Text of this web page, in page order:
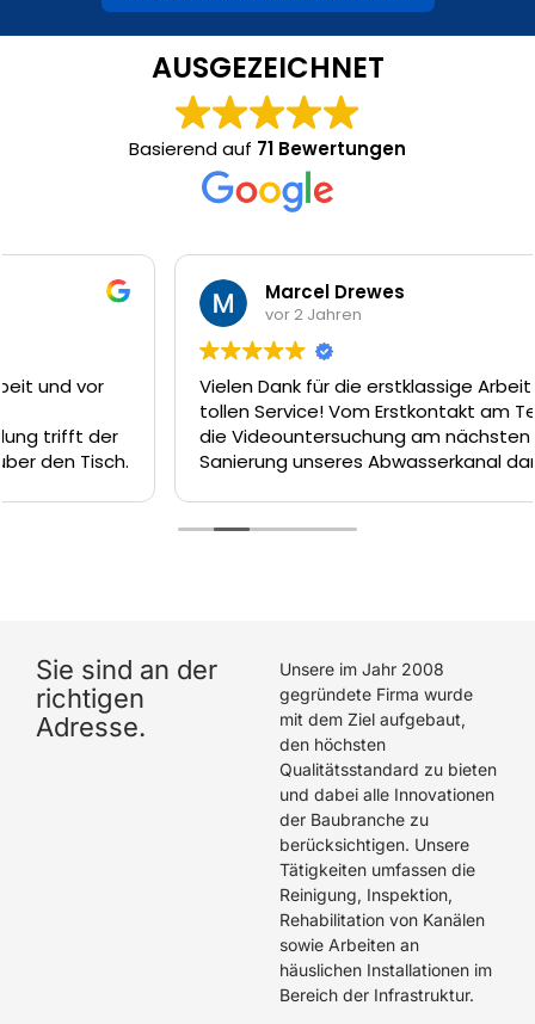
AUSGEZEICHNET
Basierend auf 71 Bewertungen
Marcel Drewes
Vielen Dank für die erstklassige Arbeit und den
tollen Service! Vom Erstkontakt am Telefon, über
die Videountersuchung am nächsten Tag und die
Sanierung unseres Abwasserkanal dank Inliner-
Technik am Tag darauf hätte es nicht besser
hat eine hervorragende Arbeit geleistet. Wir können
Sie sind an der
richtigen
Adresse.
Unsere im Jahr 2008
gegründete Firma wurde
mit dem Ziel aufgebaut,
den höchsten
Qualitätsstandard zu bieten
und dabei alle Innovationen
der Baubranche zu
berücksichtigen. Unsere
Tätigkeiten umfassen die
Reinigung, Inspektion,
Rehabilitation von Kanälen
sowie Arbeiten an
häuslichen Installationen im
Bereich der Infrastruktur.